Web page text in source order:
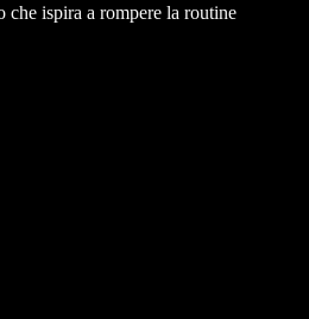
che ispira a rompere la routine